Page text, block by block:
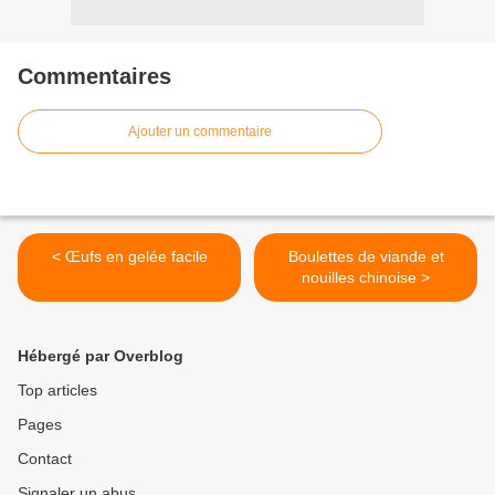
Commentaires
Ajouter un commentaire
< Œufs en gelée facile
Boulettes de viande et
nouilles chinoise >
Hébergé par Overblog
Top articles
Pages
Contact